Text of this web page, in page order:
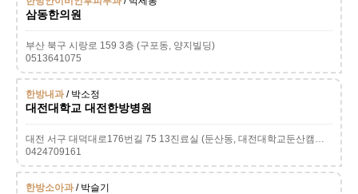
삼동한의원
부산 북구 시랑로 159 3층 (구포동, 양지빌딩)
0513641075
한방내과/ 박소정
대전대학교 대전한방병원
대전 서구 대덕대로176번길 75 13진료실 (둔산동, 대전대학교둔산캠퍼스)
0424709161
한방소아과/ 박슬기